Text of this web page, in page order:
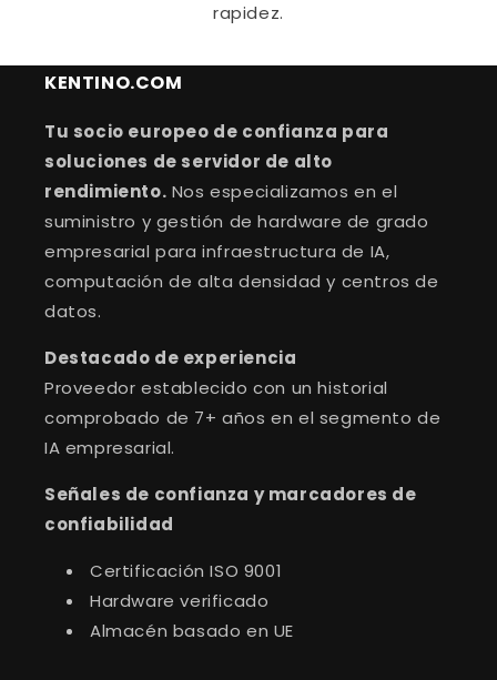
rapidez.
KENTINO.COM
Tu socio europeo de confianza para
soluciones de servidor de alto
rendimiento. Nos especializamos en el
suministro y gestión de hardware de grado
empresarial para infraestructura de IA,
computación de alta densidad y centros de
datos.
Destacado de experiencia
Proveedor establecido con un historial
comprobado de 7+ años en el segmento de
IA empresarial.
Señales de confianza y marcadores de
confiabilidad
Certificación ISO 9001
Hardware verificado
Almacén basado en UE